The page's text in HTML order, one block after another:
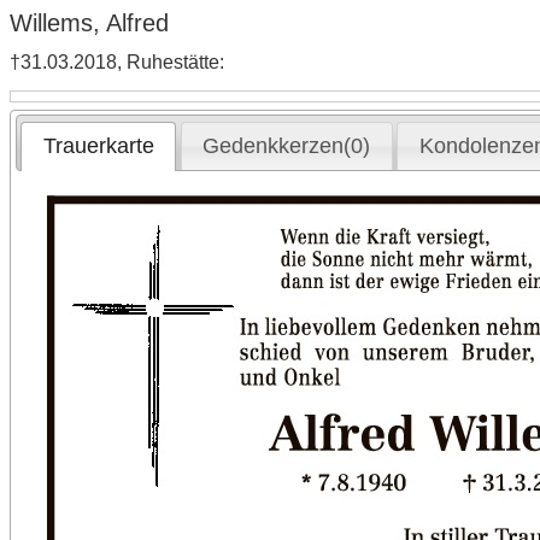
Willems, Alfred
†31.03.2018, Ruhestätte:
Trauerkarte Gedenkkerzen(0)